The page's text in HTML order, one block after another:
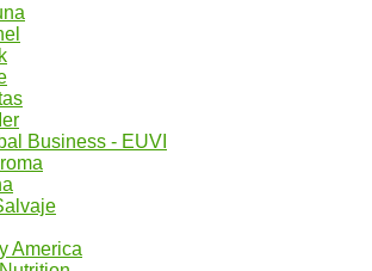
Business - EUVI
America